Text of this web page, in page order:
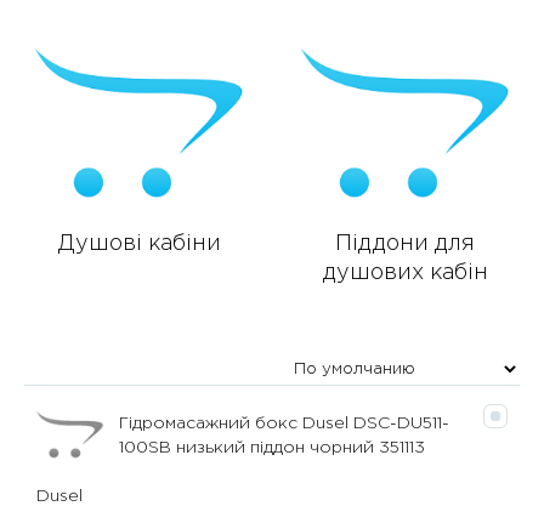
Душові кабіни
Піддони для
душових кабін
Гідромасажний бокс Dusel DSC-DU511-
100SB низький піддон чорний 351113
Dusel